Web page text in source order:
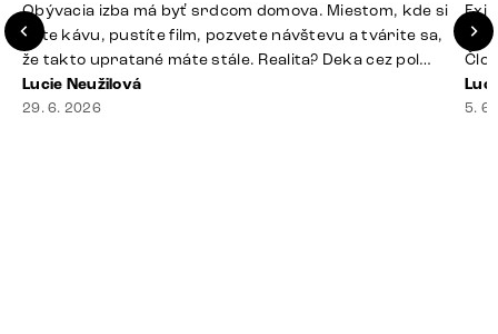
Obývacia izba má byť srdcom domova. Miestom, kde si
dáte kávu, pustíte film, pozvete návštevu a tvárite sa,
že takto upratané máte stále. Realita? Deka cez pol
sedačky, ovládač záhadne zmizol, konferenčný stolík
slúži ako odkladisko všetkého od účteniek po balzam
Lucie Neužilová
29. 6. 2026
si
5.